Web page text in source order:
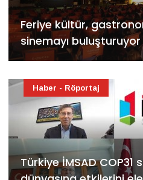
Feriye kültür,
sinemayı buluşturuyor
Türkiye İMSAD COP31
Haber - Röportaj